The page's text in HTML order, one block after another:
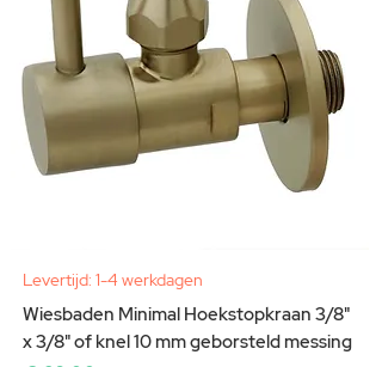
Levertijd: 1-4 werkdagen
Wiesbaden Minimal Hoekstopkraan 3/8"
x 3/8" of knel 10 mm geborsteld messing